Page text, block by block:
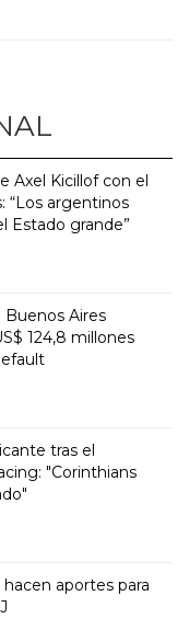
Axel Kicillof con el
“Los argentinos
Estado grande”
Buenos Aires
124,8 millones
tras el
"Corinthians
aportes para